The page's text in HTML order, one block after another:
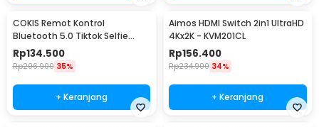
COKIS Remot Kontrol
Bluetooth 5.0 Tiktok Selfie
Universal iOS Android - D01 Pro
Rp134.500
Rp206.900 35%
+ Keranjang
Aimos HDMI Switch 2in1 UltraHD
4Kx2K - KVM201CL
Rp156.400
Rp234.900 34%
+ Keranjang